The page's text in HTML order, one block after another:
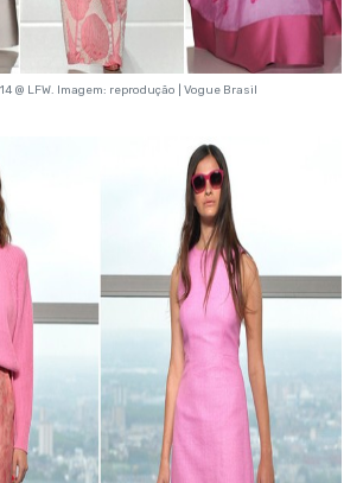
@ LFW. Imagem: reprodução | Vogue Brasil